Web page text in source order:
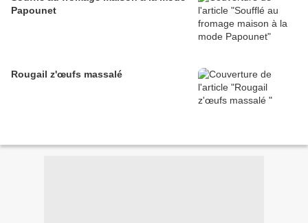
Papounet
Rougail z'œufs massalé